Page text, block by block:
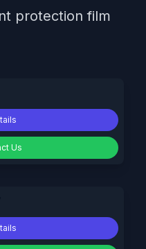
protection film
Us